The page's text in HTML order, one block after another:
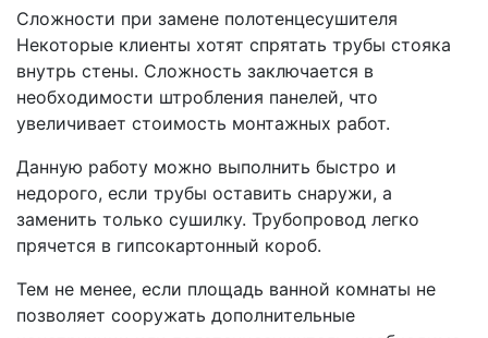
Сложности при замене полотенцесушителя
Некоторые клиенты хотят спрятать трубы стояка
внутрь стены. Сложность заключается в
необходимости штробления панелей, что
увеличивает стоимость монтажных работ.
Данную работу можно выполнить быстро и
недорого, если трубы оставить снаружи, а
заменить только сушилку. Трубопровод легко
прячется в гипсокартонный короб.
Тем не менее, если площадь ванной комнаты не
позволяет сооружать дополнительные